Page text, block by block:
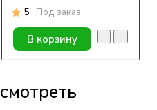
5 Под заказ
В корзину